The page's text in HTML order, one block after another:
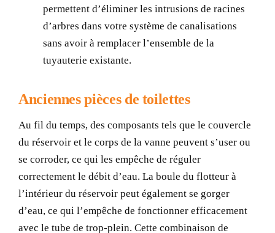
permettent d’éliminer les intrusions de racines
d’arbres dans votre système de canalisations
sans avoir à remplacer l’ensemble de la
tuyauterie existante.
Anciennes pièces de toilettes
Au fil du temps, des composants tels que le couvercle
du réservoir et le corps de la vanne peuvent s’user ou
se corroder, ce qui les empêche de réguler
correctement le débit d’eau. La boule du flotteur à
l’intérieur du réservoir peut également se gorger
d’eau, ce qui l’empêche de fonctionner efficacement
avec le tube de trop-plein. Cette combinaison de